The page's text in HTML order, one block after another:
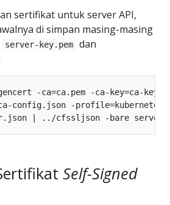
sertifikat untuk server API,
di simpan masing-masing
server-key.pem dan
-ca=ca.pem -ca-key=ca-
config.json -profile=kubernetes
Self-Signed